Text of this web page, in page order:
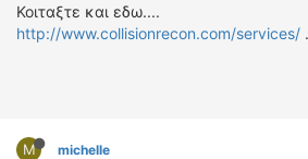
Κοιταξτε και εδω....
http://www.collisionrecon.com/services/
M michelle